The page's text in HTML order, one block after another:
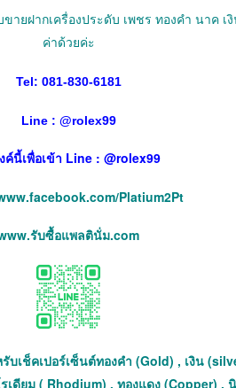
ายฝากเครื่องประดับ เพชร ทองคำ นาค
ค่าด้วยค่ะ
Tel: 081-830-6181
Line : @rolex99
ค์นี้เพื่อเข้า Line : @rolex99
Platium2Pt
รับซื้อแพลตินั่ม.com
บเช็คเปอร์เซ็นต์ทองคำ (Gold) , เงิน
ดียม ( Rhodium) , ทองแดง (Copper) ,